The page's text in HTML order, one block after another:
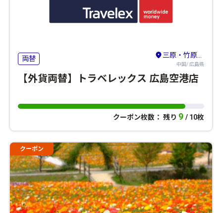
両替 三原・竹原・東広島
中国/ 広島県
【外貨両替】トラベレックス 広島空港店
クーポン枚数： 残り 9 / 10枚
クーポン